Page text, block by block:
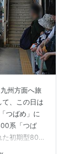
州方面へ旅
、この日は
つばめ」に
系「つば
た初期型800